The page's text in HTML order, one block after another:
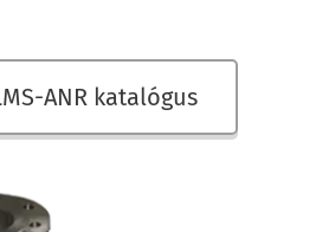
ANR katalógus